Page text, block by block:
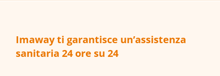
Imaway ti garantisce un’assistenza
sanitaria 24 ore su 24